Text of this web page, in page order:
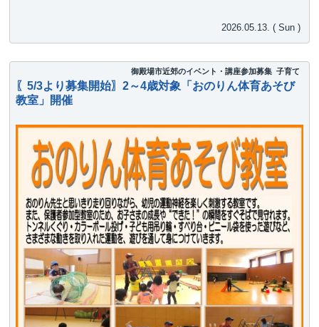
2026.05.13. ( Sun )
御殿場市近郊のイベント・講座参加募集 子育て
〖5/3より募集開始〗2～4歳対象「おのりん体育あそび
教室」開催